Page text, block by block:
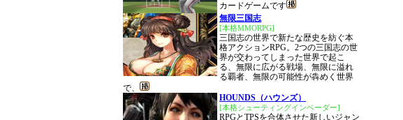
カードゲームです
無限三国志
[本格MMORPG]
三国志の世界で新たな歴史を紡ぐ本
格アクションRPG。2つの三国志の世
界が交わってしまった世界で起こ
る、無限に広がる戦場、無限に溢れ
る覇者、無限の可能性が犇めく世界
で、
HOUNDS（ハウンズ）
[本格シューティングインベーダー]
RPGとTPSを合体させた新しいジャン